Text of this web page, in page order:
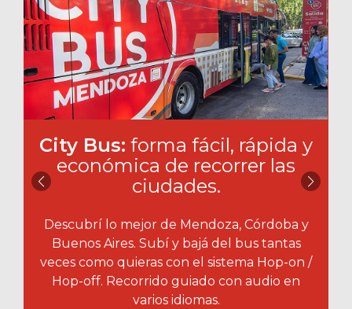
City Bus: forma fácil, rápida y
económica de recorrer las
ciudades.​
Descubrí lo mejor de Mendoza, Córdoba y
Buenos Aires. Subí y bajá del bus tantas
veces como quieras con el sistema Hop-on /
Hop-off. Recorrido guiado con audio en
varios idiomas.